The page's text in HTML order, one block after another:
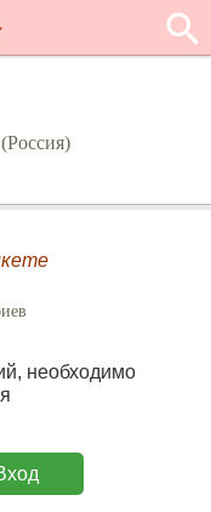
(Россия)
необходимо